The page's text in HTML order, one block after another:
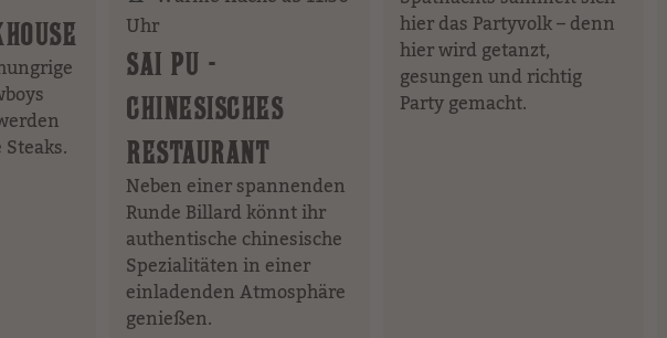
Uhr
SAI PU -
CHINESISCHES
RESTAURANT
Neben einer spannenden
Runde Billard könnt ihr
authentische chinesische
Spezialitäten in einer
einladenden Atmosphäre
genießen.
hier das Partyvolk – denn
hier wird getanzt,
gesungen und richtig
Party gemacht.